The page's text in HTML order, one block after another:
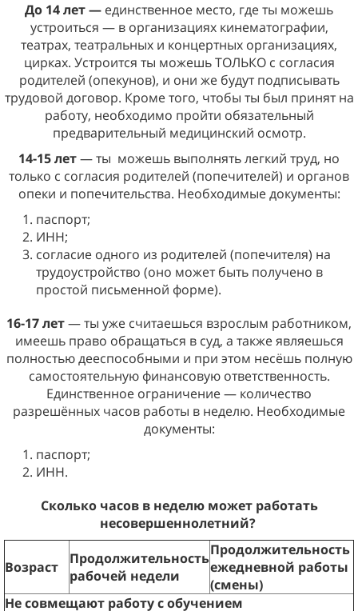
До 14 лет — единственное место, где ты можешь
устроиться — в организациях кинематографии,
театрах, театральных и концертных организациях,
цирках. Устроится ты можешь ТОЛЬКО с согласия
родителей (опекунов), и они же будут подписывать
трудовой договор. Кроме того, чтобы ты был принят на
работу, необходимо пройти обязательный
предварительный медицинский осмотр.
14-15 лет— ты можешь выполнять легкий труд, но
только с согласия родителей (попечителей) и органов
опеки и попечительства. Необходимые документы:
паспорт;
ИНН;
согласие одного из родителей (попечителя) на
трудоустройство (оно может быть получено в
простой письменной форме).
16-17 лет— ты уже считаешься взрослым работником,
имеешь право обращаться в суд, а также являешься
полностью дееспособными и при этом несёшь полную
самостоятельную финансовую ответственность.
Единственное ограничение — количество
разрешённых часов работы в неделю. Необходимые
документы:
паспорт;
ИНН.
Сколько часов в неделю может работать
несовершеннолетний?
Возраст
Продолжительность
рабочей недели
Продолжительность
ежедневной работы
(смены)
Не совмещают работу с обучением